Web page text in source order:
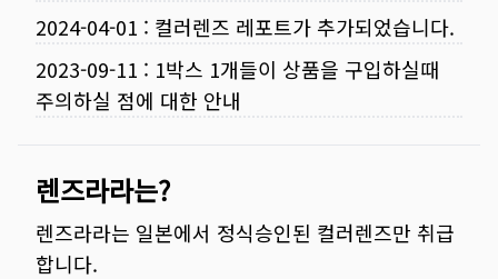
2024-04-01 : 컬러렌즈 레포트가 추가되었습니다.
2023-09-11 : 1박스 1개들이 상품을 구입하실때
주의하실 점에 대한 안내
렌즈라라는?
렌즈라라는 일본에서 정식승인된 컬러렌즈만 취급
합니다.